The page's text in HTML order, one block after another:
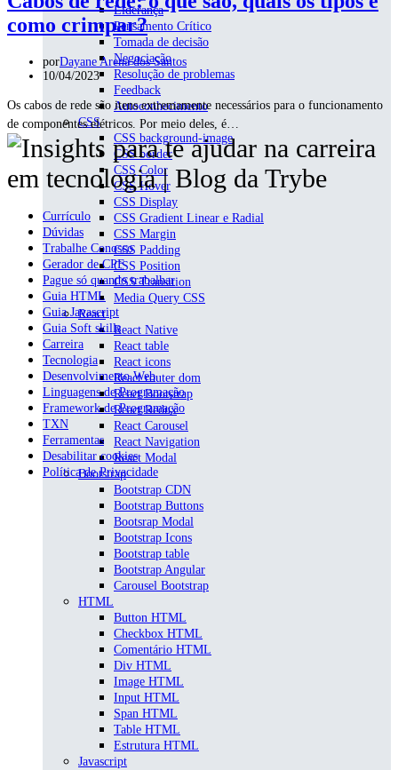
Liderança
Pensamento Crítico
Tomada de decisão
Negociação
Resolução de problemas
Feedback
Autoconhecimento
CSS
CSS background-image
CSS border
CSS Color
CSS Hover
CSS Display
CSS Gradient Linear e Radial
CSS Margin
CSS Padding
CSS Position
CSS Transition
Media Query CSS
React
React Native
React table
React icons
React router dom
React Bootstrap
React Redux
React Carousel
React Navigation
React Modal
Bootstrap
Bootstrap CDN
Bootstrap Buttons
Bootsrap Modal
Bootstrap Icons
Bootstrap table
Bootstrap Angular
Carousel Bootstrap
HTML
Button HTML
Checkbox HTML
Comentário HTML
Div HTML
Image HTML
Input HTML
Span HTML
Table HTML
Estrutura HTML
Javascript
como crimpar?
porDayane Arena dos Santos
10/04/2023
Os cabos de rede são itens extremamente necessários para o funcionamento
de componentes elétricos. Por meio deles, é…
Currículo
Dúvidas
Trabalhe Conosco
Gerador de CPF
Pague só quando trabalhar
Guia HTML
Guia Javascript
Guia Soft skills
Carreira
Tecnologia
Desenvolvimento Web
Linguagens de Programação
Framework de Programação
TXN
Ferramentas
Desabilitar cookies
Política de Privacidade